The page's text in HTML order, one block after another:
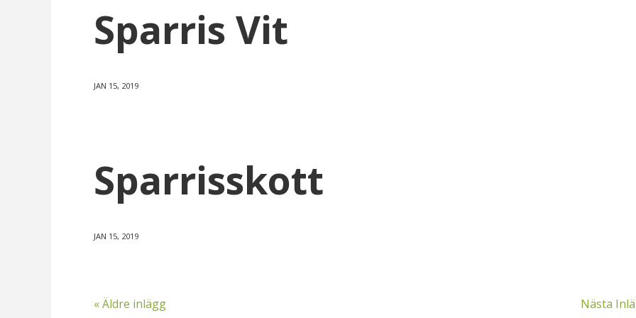
Sparris Vit
JAN 15, 2019
Sparrisskott
JAN 15, 2019
« Äldre inlägg Nästa